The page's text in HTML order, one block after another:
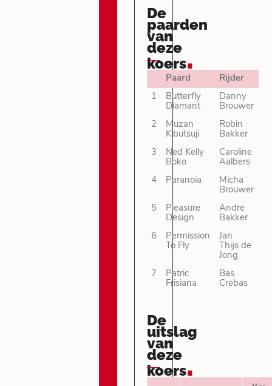
De
paarden
van
deze
koers.
Paard
Rijder
1
Butterfly
Diamant
Danny
Brouwer
2
Muzan
Kibutsuji
Robin
Bakker
3
Ned Kelly
Boko
Caroline
Aalbers
4
Paranoia
Micha
Brouwer
5
Pleasure
Design
Andre
Bakker
6
Permission
To Fly
Jan
Thijs de
Jong
7
Patric
Frisiana
Bas
Crebas
De
uitslag
van
deze
koers.